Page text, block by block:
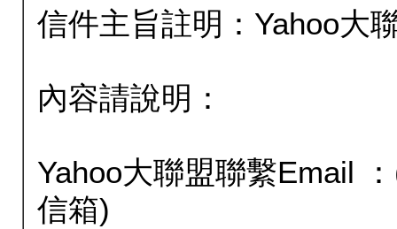
信件主旨註明：Yahoo大
內容請說明：
Yahoo大聯盟聯繫Email
信箱)